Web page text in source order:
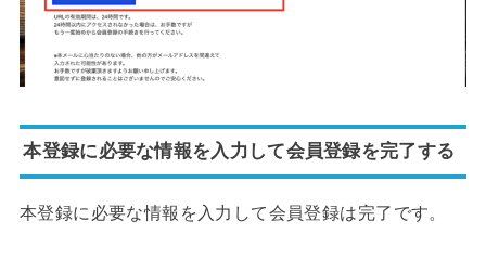
本登録に必要な情報を入力して会員登録を完了する
本登録に必要な情報を入力して会員登録は完了です。